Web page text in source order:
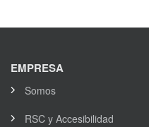
EMPRESA
Somos
RSC y Accesibilidad